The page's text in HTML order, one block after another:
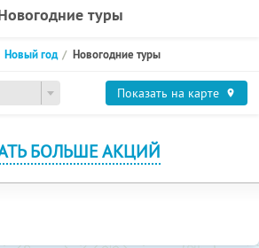
туры
Новый год Новогодние туры
Показать на карте
БОЛЬШЕ АКЦИЙ